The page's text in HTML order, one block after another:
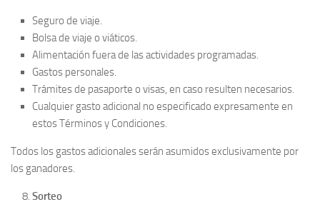
Seguro de viaje.
Bolsa de viaje o viáticos.
Alimentación fuera de las actividades programadas.
Gastos personales.
Trámites de pasaporte o visas, en caso resulten necesarios.
Cualquier gasto adicional no especificado expresamente en
estos Términos y Condiciones.
Todos los gastos adicionales serán asumidos exclusivamente por
los ganadores.
Sorteo